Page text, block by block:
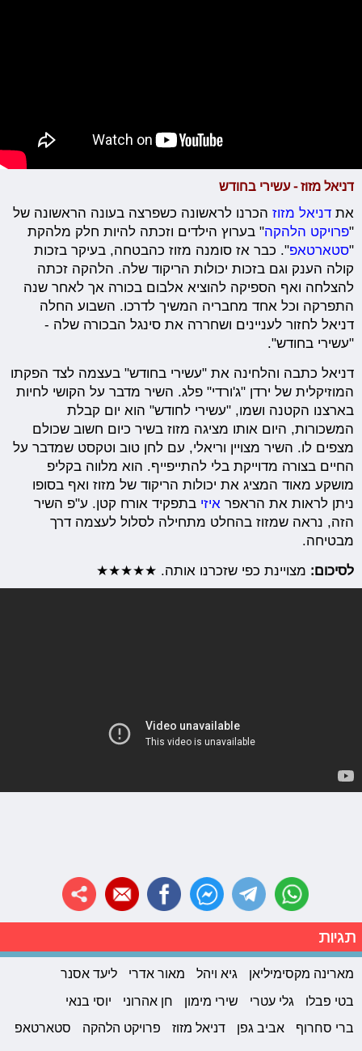
דניאל מזוז - עשירי בחודש
אתדניאל מזוז הכרנו לראשונה כשפרצה בעונה הראשונה של
"פרויקט הלהקה" בערוץ הילדים וזכתה להיות חלק מלהקת
"סטארטאפ". כבר אז סומנה מזוז כהבטחה, בעיקר בזכות
קולה הענק וגם בזכות יכולות הריקוד שלה. הלהקה זכתה
להצלחה ואף הספיקה להוציא אלבום בכורה אך לאחר שנה
התפרקה וכל אחד מחבריה המשיך לדרכו. השבוע החלה
דניאל לחזור לעניינים ושחררה את סינגל הבכורה שלה -
"עשירי בחודש".
דניאל כתבה והלחינה את "עשירי בחודש" בעצמה לצד הפקתו
המוזיקלית של ירדן "ג'ורדי" פלג. השיר מדבר על הקושי לחיות
בארצנו הקטנה ושמו, "עשירי לחודש" הוא יום קבלת
המשכורות, היום אותו מציגה מזוז בשיר כיום חשוב שכולם
מצפים לו. השיר מצויין וריאלי, עם לחן טוב וטקסט שמדבר על
החיים בצורה מדוייקת בלי להתייפייף. הוא מלווה בקליפ
מושקע מאוד המציג את יכולות הריקוד של מזוז ואף בסופו
ניתן לראות את הראפר איזי בתפקיד אורח קטן. ע"פ השיר
הזה, נראה שמזוז בהחלט מתחילה לסלול לעצמה דרך
מבטיחה.
לסיכום: מצויינת כפי שזכרנו אותה. ★★★★★
תגיות
מארינה מקסימיליאן גיא ויהל מאור אדרי
ליעד אסנר
בטי פבלו
גלי עטרי שירי מימון חן אהרוני
יוסי בנאי
ברי סחרוף
אביב גפן דניאל מזוז פרויקט הלהקה
סטארטאפ